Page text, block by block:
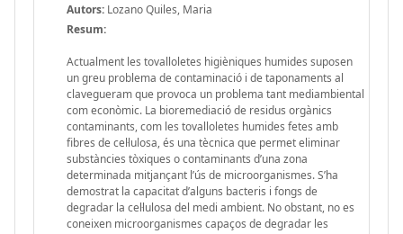
Autors: Lozano Quiles, Maria
Resum:
Actualment les tovalloletes higièniques humides suposen
un greu problema de contaminació i de taponaments al
clavegueram que provoca un problema tant mediambiental
com econòmic. La bioremediació de residus orgànics
contaminants, com les tovalloletes humides fetes amb
fibres de cel·lulosa, és una tècnica que permet eliminar
substàncies tòxiques o contaminants d’una zona
determinada mitjançant l’ús de microorganismes. S’ha
demostrat la capacitat d’alguns bacteris i fongs de
degradar la cel·lulosa del medi ambient. No obstant, no es
coneixen microorganismes capaços de degradar les